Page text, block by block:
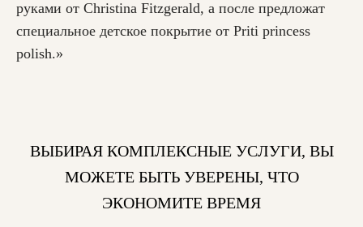
руками от Christina Fitzgerald, а после предложат
специальное детское покрытие от Priti princess
polish.»
ВЫБИРАЯ КОМПЛЕКСНЫЕ УСЛУГИ, ВЫ
МОЖЕТЕ БЫТЬ УВЕРЕНЫ, ЧТО
ЭКОНОМИТЕ ВРЕМЯ